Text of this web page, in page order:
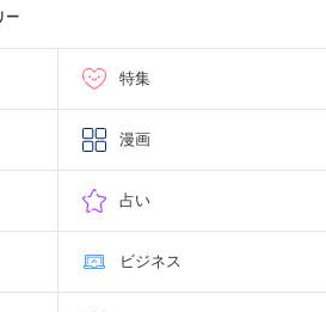
ー
特集
漫画
占い
ビジネス